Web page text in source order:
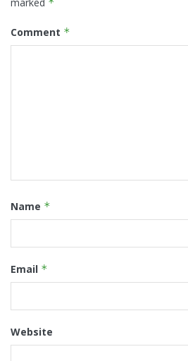
Comment *
Name *
Email *
Website